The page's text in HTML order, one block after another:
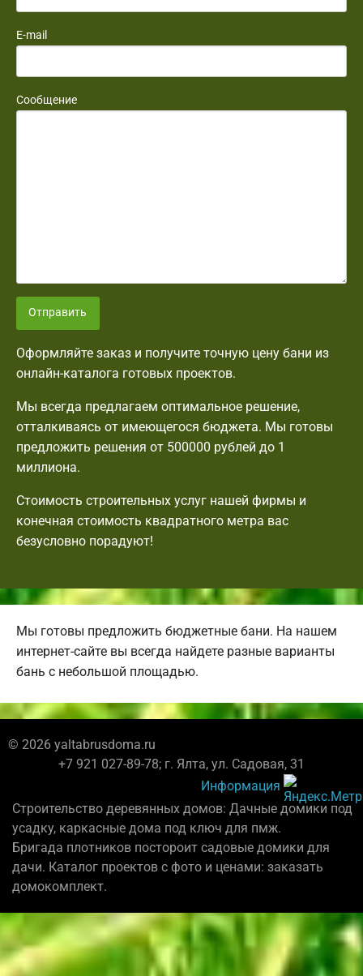
E-mail
Сообщение
Отправить
Оформляйте заказ и получите точную цену бани из
онлайн-каталога готовых проектов.
Мы всегда предлагаем оптимальное решение,
отталкиваясь от имеющегося бюджета. Мы готовы
предложить решения от 500000 рублей до 1
миллиона.
Стоимость строительных услуг нашей фирмы и
конечная стоимость квадратного метра вас
безусловно порадуют!
Мы готовы предложить бюджетные бани. На нашем
интернет-сайте вы всегда найдете разные варианты
бань с небольшой площадью.
© 2026 yaltabrusdoma.ru
+7 921 027-89-78; г. Ялта, ул. Садовая, 31
Информация
Строительство деревянных домов: Дачные домики под
усадку, каркасные дома под ключ для пмж.
Бригада плотников постороит садовые домики для
дачи. Каталог проектов с фото и ценами: заказать
домокомплект.